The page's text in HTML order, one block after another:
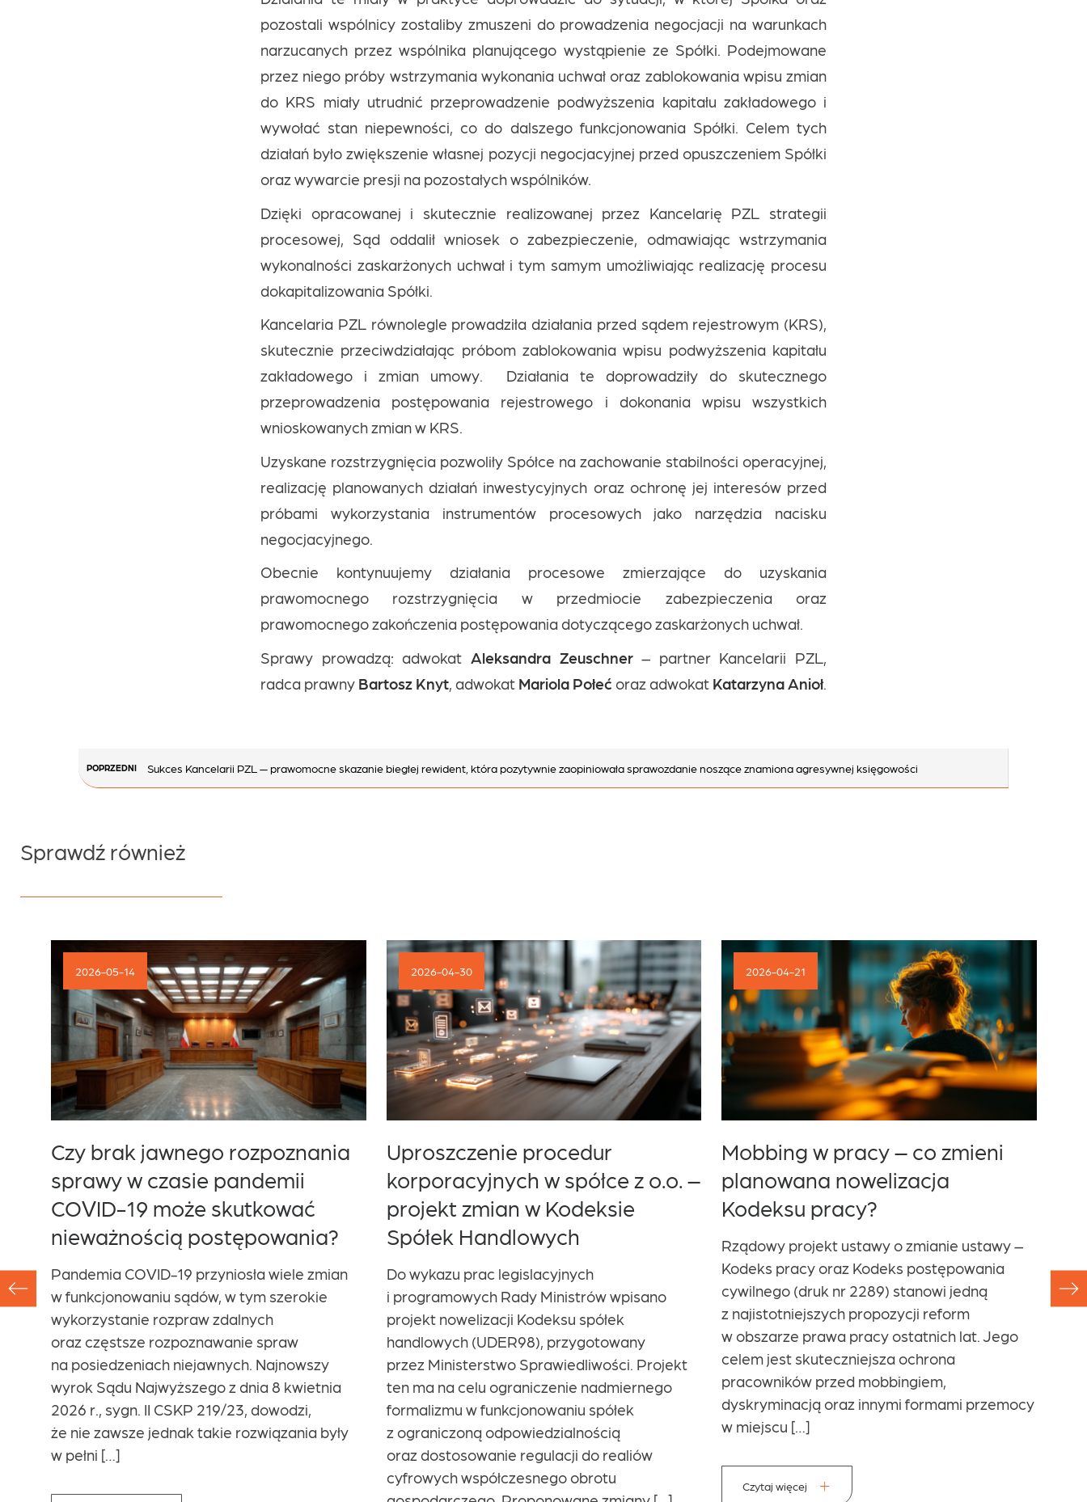
pozostali wspólnicy zostaliby zmuszeni do prowadzenia negocjacji na warunkach
narzucanych przez wspólnika planującego wystąpienie ze Spółki. Podejmowane
przez niego próby wstrzymania wykonania uchwał oraz zablokowania wpisu zmian
do KRS miały utrudnić przeprowadzenie podwyższenia kapitału zakładowego i
wywołać stan niepewności, co do dalszego funkcjonowania Spółki. Celem tych
działań było zwiększenie własnej pozycji negocjacyjnej przed opuszczeniem Spółki
oraz wywarcie presji na pozostałych wspólników.
Dzięki opracowanej i skutecznie realizowanej przez Kancelarię PZL strategii
procesowej, Sąd oddalił wniosek o zabezpieczenie, odmawiając wstrzymania
wykonalności zaskarżonych uchwał i tym samym umożliwiając realizację procesu
dokapitalizowania Spółki.
Kancelaria PZL równolegle prowadziła działania przed sądem rejestrowym (KRS),
skutecznie przeciwdziałając próbom zablokowania wpisu podwyższenia kapitału
zakładowego i zmian umowy. Działania te doprowadziły do skutecznego
przeprowadzenia postępowania rejestrowego i dokonania wpisu wszystkich
wnioskowanych zmian w KRS.
Uzyskane rozstrzygnięcia pozwoliły Spółce na zachowanie stabilności operacyjnej,
realizację planowanych działań inwestycyjnych oraz ochronę jej interesów przed
próbami wykorzystania instrumentów procesowych jako narzędzia nacisku
negocjacyjnego.
Obecnie kontynuujemy działania procesowe zmierzające do uzyskania
prawomocnego rozstrzygnięcia w przedmiocie zabezpieczenia oraz
prawomocnego zakończenia postępowania dotyczącego zaskarżonych uchwał.
Sprawy prowadzą: adwokat Aleksandra Zeuschner– partner Kancelarii PZL,
radca prawny Bartosz Knyt , adwokat Mariola Połeć oraz adwokat Katarzyna Anioł.
Nawigacja
wpisu
POPRZEDNI Sukces Kancelarii PZL — prawomocne skazanie biegłej rewident, która pozytywnie zaopiniowała sprawozdanie noszące znamiona agresywnej księgowości
Sprawdź również
2026-05-14
Czy brak jawnego rozpoznania
sprawy w czasie pandemii
COVID-19 może skutkować
nieważnością postępowania?
Pandemia COVID-19 przyniosła wiele zmian
w funkcjonowaniu sądów, w tym szerokie
wykorzystanie rozpraw zdalnych
oraz częstsze rozpoznawanie spraw
na posiedzeniach niejawnych. Najnowszy
wyrok Sądu Najwyższego z dnia 8 kwietnia
2026 r., sygn. II CSKP 219/23, dowodzi,
że nie zawsze jednak takie rozwiązania były
w pełni […]
2026-04-30
Uproszczenie procedur
korporacyjnych w spółce z o.o. –
projekt zmian w Kodeksie
Spółek Handlowych
Do wykazu prac legislacyjnych
i programowych Rady Ministrów wpisano
projekt nowelizacji Kodeksu spółek
handlowych (UDER98), przygotowany
przez Ministerstwo Sprawiedliwości. Projekt
ten ma na celu ograniczenie nadmiernego
formalizmu w funkcjonowaniu spółek
z ograniczoną odpowiedzialnością
oraz dostosowanie regulacji do realiów
cyfrowych współczesnego obrotu
2026-04-21
Mobbing w pracy – co zmieni
planowana nowelizacja
Kodeksu pracy?
Rządowy projekt ustawy o zmianie ustawy –
Kodeks pracy oraz Kodeks postępowania
cywilnego (druk nr 2289) stanowi jedną
z najistotniejszych propozycji reform
w obszarze prawa pracy ostatnich lat. Jego
celem jest skuteczniejsza ochrona
pracowników przed mobbingiem,
dyskryminacją oraz innymi formami przemocy
w miejscu […]
Czytaj więcej